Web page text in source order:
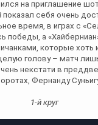
на приглашение
себя очень
время, в играх с
победы, а
которые
голову – матч
некстати в
Фернанду
1-й круг